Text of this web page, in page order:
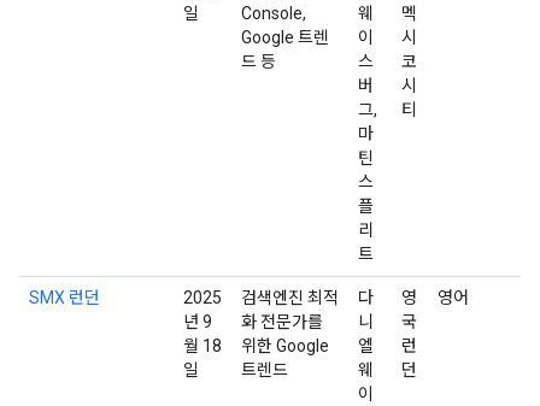
일
Console,
Google 트렌
드 등
웨
이
스
버
그,
마
틴
스
플
리
트
멕
시
코
시
티
SMX 런던
2025
년 9
월 18
일
검색엔진 최적
화 전문가를
위한 Google
트렌드
다
니
엘
웨
이
영
국
런
던
영어